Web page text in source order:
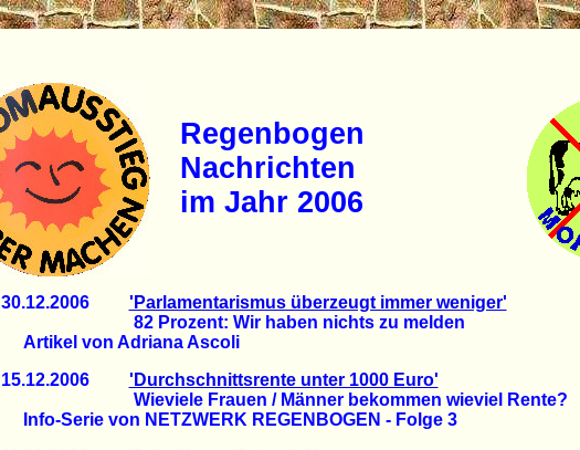
Regenbogen
Nachrichten
im Jahr 2006
30.12.2006 'Parlamentarismus überzeugt immer weniger'
82 Prozent: Wir haben nichts zu melden
Artikel von Adriana Ascoli
15.12.2006 'Durchschnittsrente unter 1000 Euro'
Wieviele Frauen / Männer bekommen wieviel Rente?
Info-Serie von NETZWERK REGENBOGEN - Folge 3